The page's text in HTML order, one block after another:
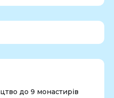
до 9 монастирів